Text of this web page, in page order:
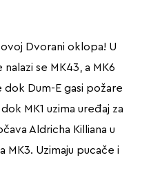
Dvorani oklopa! U
se MK43, a MK6
Dum-E gasi požare
MK1 uzima uređaj za
Aldricha Killiana u
Uzimaju pucače i